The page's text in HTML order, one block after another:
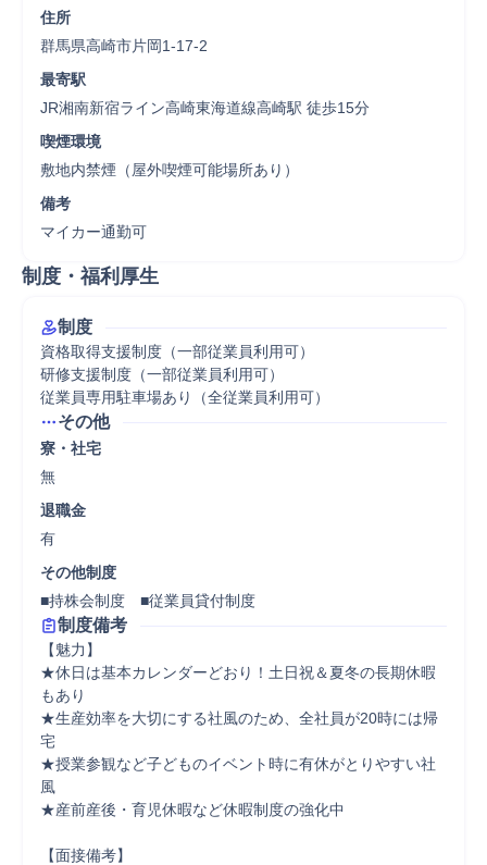
住所
群馬県高崎市片岡1-17-2
最寄駅
JR湘南新宿ライン高崎東海道線高崎駅 徒歩15分
喫煙環境
敷地内禁煙（屋外喫煙可能場所あり）
備考
マイカー通勤可
制度・福利厚生
制度
資格取得支援制度（一部従業員利用可）
研修支援制度（一部従業員利用可）
従業員専用駐車場あり（全従業員利用可）
その他
寮・社宅
無
退職金
有
その他制度
■持株会制度　■従業員貸付制度
制度備考
【魅力】
★休日は基本カレンダーどおり！土日祝＆夏冬の長期休暇
もあり
★生産効率を大切にする社風のため、全社員が20時には帰
宅
★授業参観など子どものイベント時に有休がとりやすい社
風
★産前産後・育児休暇など休暇制度の強化中
【面接備考】